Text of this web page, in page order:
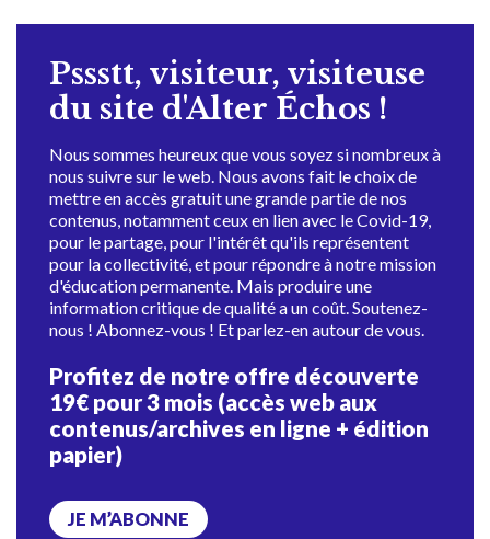
Pssstt, visiteur, visiteuse
du site d'Alter Échos !
Nous sommes heureux que vous soyez si nombreux à
nous suivre sur le web. Nous avons fait le choix de
mettre en accès gratuit une grande partie de nos
contenus, notamment ceux en lien avec le Covid-19,
pour le partage, pour l'intérêt qu'ils représentent
pour la collectivité, et pour répondre à notre mission
d'éducation permanente. Mais produire une
information critique de qualité a un coût. Soutenez-
nous ! Abonnez-vous ! Et parlez-en autour de vous.
Profitez de notre offre découverte
19€ pour 3 mois (accès web aux
contenus/archives en ligne + édition
papier)
JE M’ABONNE